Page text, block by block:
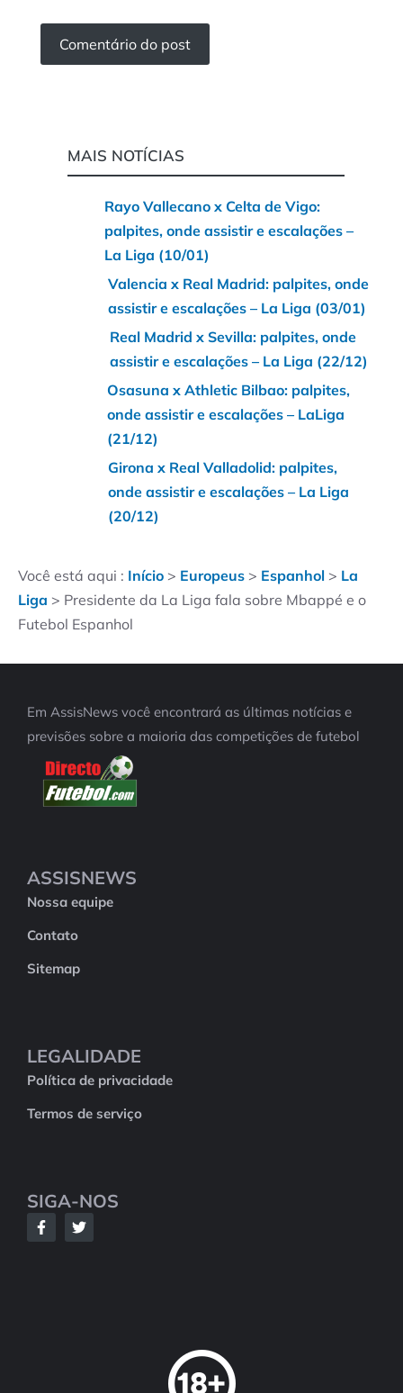
MAIS NOTÍCIAS
Rayo Vallecano x Celta de Vigo:
palpites, onde assistir e escalações –
La Liga (10/01)
Valencia x Real Madrid: palpites, onde
assistir e escalações – La Liga (03/01)
Real Madrid x Sevilla: palpites, onde
assistir e escalações – La Liga (22/12)
Osasuna x Athletic Bilbao: palpites,
onde assistir e escalações – LaLiga
(21/12)
Girona x Real Valladolid: palpites,
onde assistir e escalações – La Liga
(20/12)
Você está aqui : Início > Europeus > Espanhol > La
Liga > Presidente da La Liga fala sobre Mbappé e o
Futebol Espanhol
Em AssisNews você encontrará as últimas notícias e
previsões sobre a maioria das competições de futebol
ASSISNEWS
Nossa equipe
Contato
Sitemap
LEGALIDADE
Política de privacidade
Termos de serviço
SIGA-NOS